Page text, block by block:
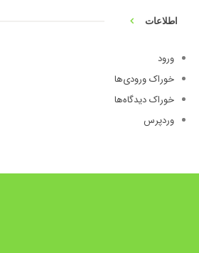
اطلاعات
ورود
خوراک ورودی‌ها
خوراک دیدگاه‌ها
وردپرس